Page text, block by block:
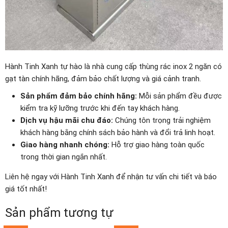
Hành Tinh Xanh tự hào là nhà cung cấp thùng rác inox 2 ngăn có
gạt tàn chính hãng, đảm bảo chất lượng và giá cảnh tranh.
Sản phẩm đảm bảo chính hãng: Mỗi sản phẩm đều được
kiểm tra kỹ lưỡng trước khi đến tay khách hàng.
Dịch vụ hậu mãi chu đáo: Chúng tôn trọng trải nghiệm
khách hàng bằng chính sách bảo hành và đổi trả linh hoạt.
Giao hàng nhanh chóng: Hỗ trợ giao hàng toàn quốc
trong thời gian ngắn nhất.
Liên hệ ngay với Hành Tinh Xanh để nhận tư vấn chi tiết và báo
giá tốt nhất!
Sản phẩm tương tự